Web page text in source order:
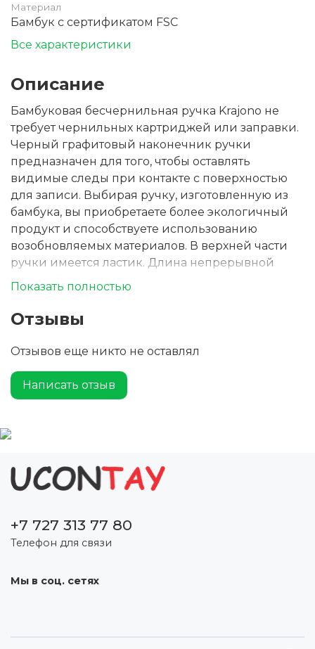
Материал
Бамбук с сертификатом FSC
Все характеристики
Описание
Бамбуковая бесчернильная ручка Krajono не
требует чернильных картриджей или заправки.
Черный графитовый наконечник ручки
предназначен для того, чтобы оставлять
видимые следы при контакте с поверхностью
для записи. Выбирая ручку, изготовленную из
бамбука, вы приобретаете более экологичный
продукт и способствуете использованию
возобновляемых материалов. В верхней части
ручки имеется ластик. Длина непрерывной
линии: 1500 метров. Размер пера: 0,5 мм.
Показать полностью
Отзывы
Отзывов еще никто не оставлял
Написать отзыв
+7 727 313 77 80
Телефон для связи
Мы в соц. сетях